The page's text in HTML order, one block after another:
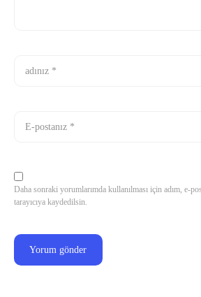
Daha sonraki yorumlarımda kullanılması için adım, e-
tarayıcıya kaydedilsin.